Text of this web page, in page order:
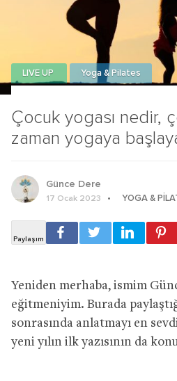
Çocuk yogası nedir,
zaman yogaya
LIVE UP Yoga & Pilates
Günce Dere
17 Ocak 2023 YOGA &
Yeniden merhaba, ismim
eğitmeniyim. Burada
sonrasında anlatmayı en
yeni yılın ilk yazısının da